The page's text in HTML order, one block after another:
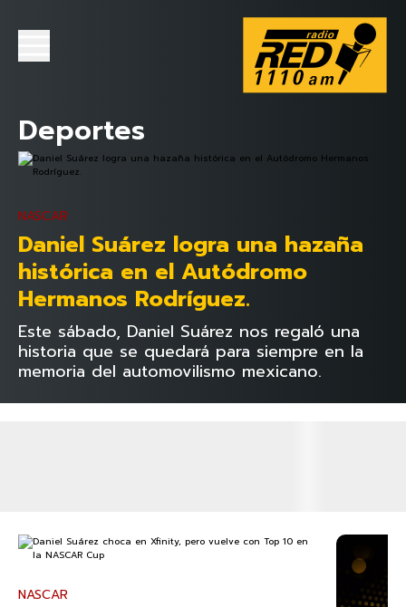
Deportes
NASCAR
Daniel Suárez logra una hazaña
histórica en el Autódromo
Hermanos Rodríguez.
Este sábado, Daniel Suárez nos regaló una
historia que se quedará para siempre en la
memoria del automovilismo mexicano.
NASCAR